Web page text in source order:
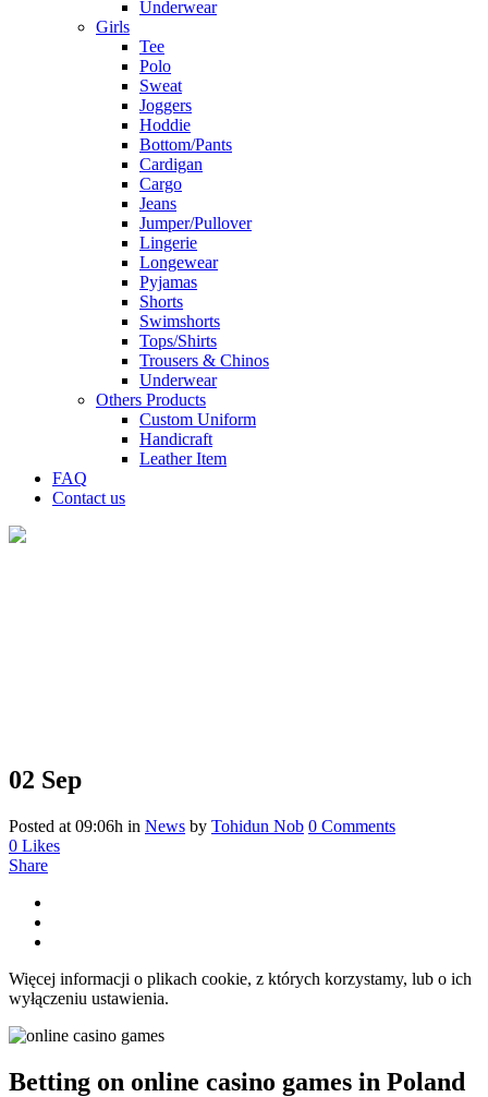
Underwear
Girls
Tee
Polo
Sweat
Joggers
Hoddie
Bottom/Pants
Cardigan
Cargo
Jeans
Jumper/Pullover
Lingerie
Longewear
Pyjamas
Shorts
Swimshorts
Tops/Shirts
Trousers & Chinos
Underwear
Others Products
Custom Uniform
Handicraft
Leather Item
FAQ
Contact us
02 Sep
Posted at 09:06h in News by Tohidun Nob 0 Comments
0 Likes
Share
Więcej informacji o plikach cookie, z których korzystamy, lub o ich
wyłączeniu ustawienia.
Betting on online casino games in Poland